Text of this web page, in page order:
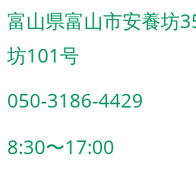
富山県富山市安養坊
坊101号
050-3186-4429
8:30〜17:00